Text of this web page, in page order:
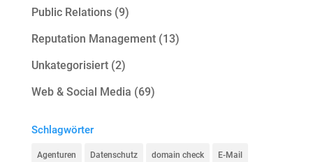
Public Relations(9)
Reputation Management(13)
Unkategorisiert(2)
Web & Social Media (69)
Schlagwörter
Agenturen Datenschutz domain check E-Mail